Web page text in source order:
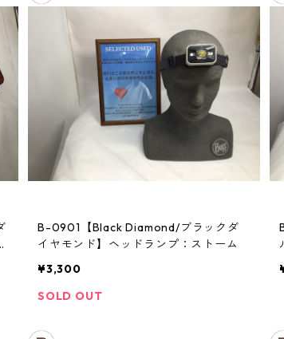
B-0901【Black Diamond/ブラックダ
イヤモンド】ヘッドランプ：ストーム
¥3,300
SOLD OUT